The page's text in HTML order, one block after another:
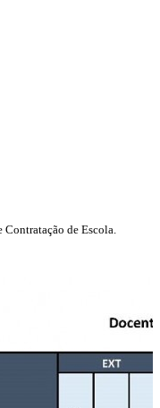
de Escola.